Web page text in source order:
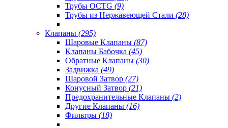
Трубы OCTG (9)
Трубы из Нержавеющей Стали (28)
Клапаны (295)
Шаровые Клапаны (87)
Клапаны Бабочка (45)
Обратные Клапаны (30)
Задвижка (49)
Шаровой Затвор (27)
Конусный Затвор (21)
Предохранительные Клапаны (2)
Другие Клапаны (16)
Фильтры (18)